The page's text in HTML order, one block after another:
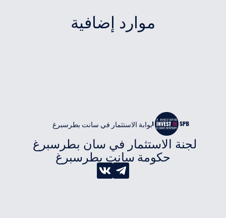
موارد إضافية
بوابة الاستثمار في سانت بطرسبرغ
لجنة الاستثمار في سان بطرسبرغ
حكومة سانت بطرسبرغ